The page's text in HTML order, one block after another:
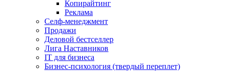
Копирайтинг
Реклама
Селф-менеджмент
Продажи
Деловой бестселлер
Лига Наставников
IT для бизнеса
Бизнес-психология (твердый переплет)